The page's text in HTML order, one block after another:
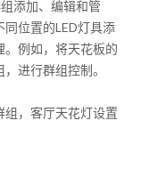
添加、编辑和管
位置的LED灯具添
例如，将天花板的
进行群组控制。
组，客厅天花灯设置